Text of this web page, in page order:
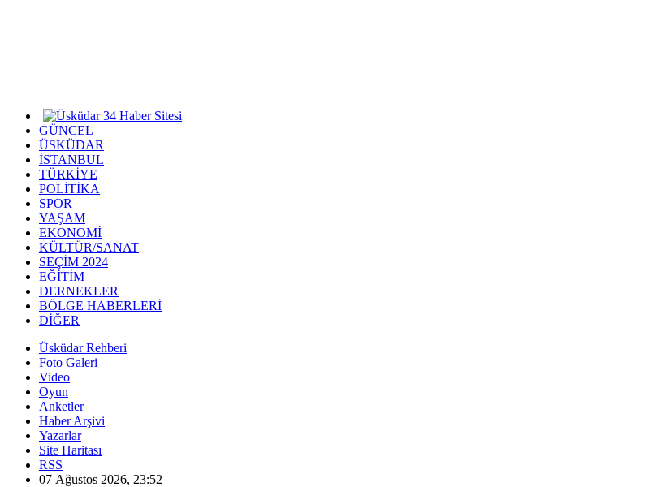
GÜNCEL
ÜSKÜDAR
İSTANBUL
TÜRKİYE
POLİTİKA
SPOR
YAŞAM
EKONOMİ
KÜLTÜR/SANAT
SEÇİM 2024
EĞİTİM
DERNEKLER
BÖLGE HABERLERİ
DİĞER
Üsküdar Rehberi
Foto Galeri
Video
Oyun
Anketler
Haber Arşivi
Yazarlar
Site Haritası
RSS
07 Ağustos 2026, 23:52